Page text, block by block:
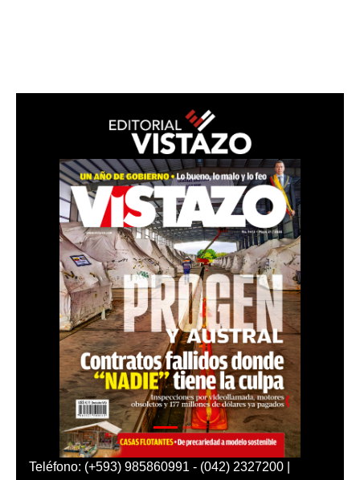
Teléfono: (+593) 985860991 - (042) 2327200 |